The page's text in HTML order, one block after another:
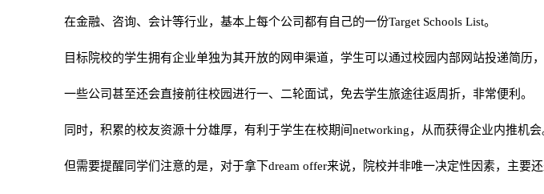
在金融、咨询、会计等行业，基本上每个公司都有自己的一份Target Schools List。
目标院校的学生拥有企业单独为其开放的网申渠道，学生可以通过校园内部网站投递简历
一些公司甚至还会直接前往校园进行一、二轮面试，免去学生旅途往返周折，非常便利。
同时，积累的校友资源十分雄厚，有利于学生在校期间networking，从而获得企业内推机会
但需要提醒同学们注意的是，对于拿下dream offer来说，院校并非唯一决定性因素，主要